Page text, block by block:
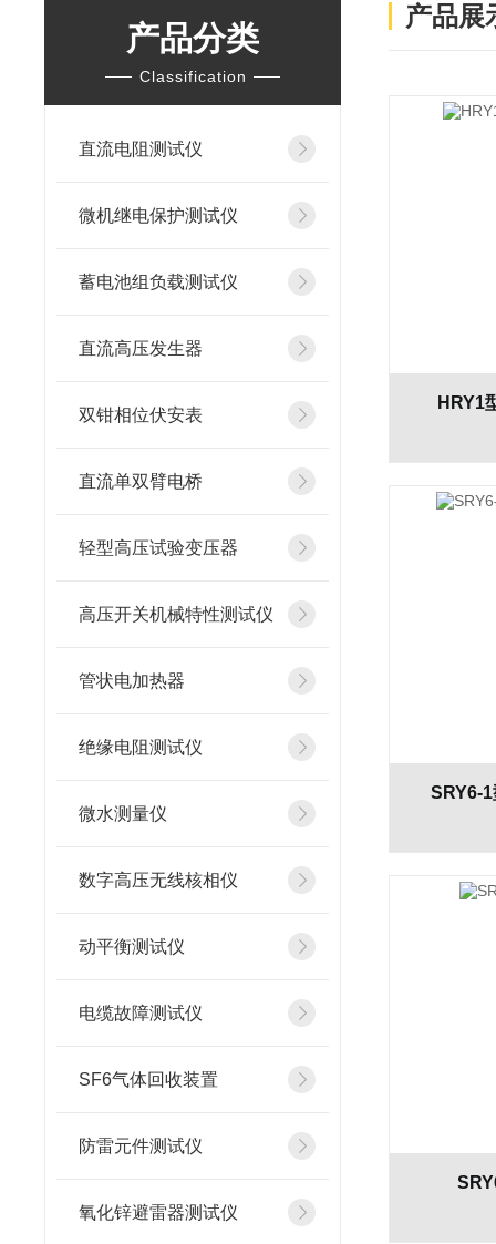
产品分类
Classification
直流电阻测试仪
微机继电保护测试仪
蓄电池组负载测试仪
直流高压发生器
双钳相位伏安表
直流单双臂电桥
轻型高压试验变压器
高压开关机械特性测试仪
管状电加热器
绝缘电阻测试仪
微水测量仪
数字高压无线核相仪
动平衡测试仪
电缆故障测试仪
SF6气体回收装置
防雷元件测试仪
氧化锌避雷器测试仪
产品展
HRY1
SRY6-